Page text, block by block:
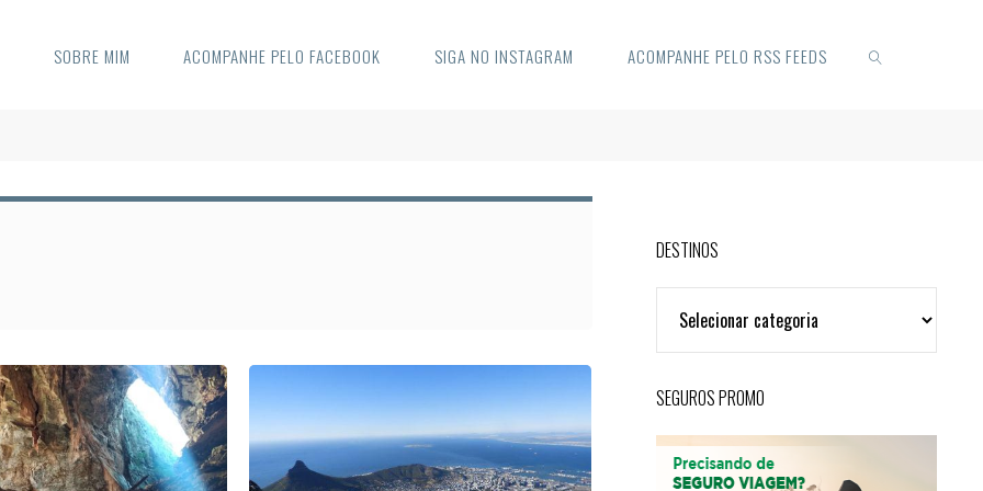
SOBRE MIM ACOMPANHE PELO FACEBOOK SIGA NO INSTAGRAM ACOMPANHE PELO RSS FEEDS
DESTINOS
SEGUROS PROMO